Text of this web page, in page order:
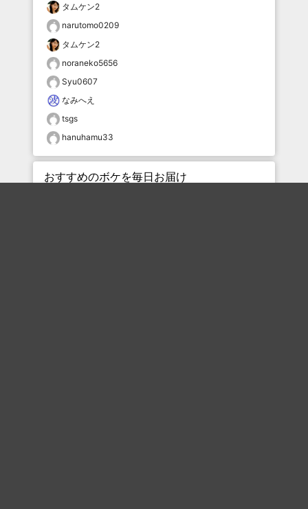
タムケン2
narutomo0209
タムケン2
noraneko5656
Syu0607
なみへえ
tsgs
hanuhamu33
おすすめのボケを毎日お届け